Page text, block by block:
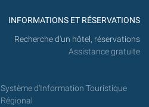
INFORMATIONS ET RÉSERVATIONS
Recherche d'un hôtel, réservations
Assistance gratuite
Système d'Information Touristique
Régional